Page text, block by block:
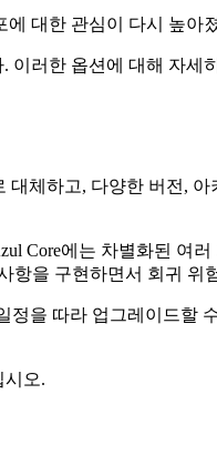
에 대한 관심이 다시 높아
. 이러한 옵션에 대해 자
체하고, 다양한 버전,
Core에는 차별화된 여
항을 구현하면서 회귀 위
을 따라 업그레이드할
시오.